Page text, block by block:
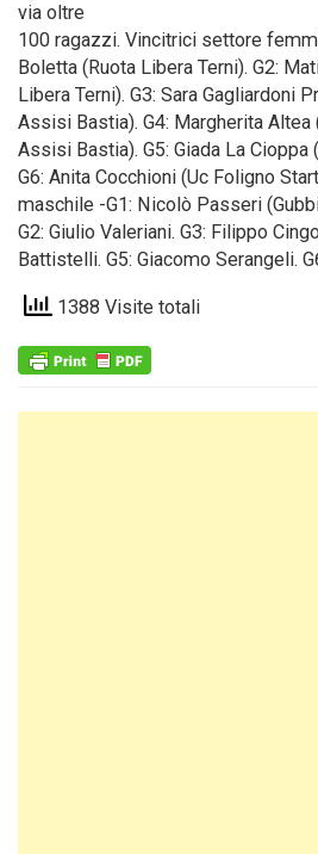
via oltre
100 ragazzi. Vincitrici settore
Boletta (Ruota Libera Terni). G2:
Libera Terni). G3: Sara Gagliardoni
Assisi Bastia). G4: Margherita Altea
Assisi Bastia). G5: Giada La Cioppa
G6: Anita Cocchioni (Uc Foligno
maschile -G1: Nicolò Passeri
G2: Giulio Valeriani. G3: Filippo
Battistelli. G5: Giacomo Serangeli.
1388 Visite totali